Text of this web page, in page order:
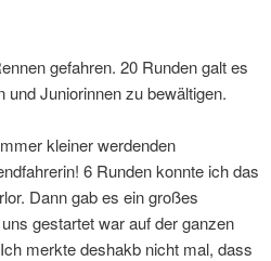
gefahren. 20 Runden galt es
Juniorinnen zu bewältigen.
kleiner werdenden
6 Runden konnte ich das
Dann gab es ein großes
gestartet war auf der ganzen
merkte deshakb nicht mal, dass